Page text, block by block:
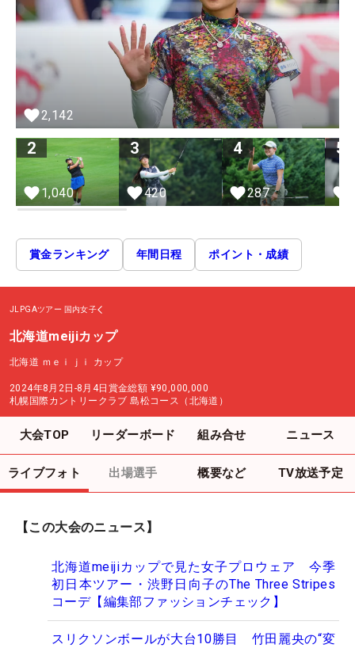
2,142
2
1,040
3
420
4
287
5
賞金ランキング 年間日程 ポイント・成績
JLPGAツアー 国内女子
北海道meijiカップ
北海道 ｍｅｉｊｉ カップ
2024年8月2日-8月4日 賞金総額 ¥90,000,000
札幌国際カントリークラブ 島松コース（北海道）
大会TOP リーダーボード 組み合せ ニュース
ライブフォト 出場選手 概要など TV放送予定
【この大会のニュース】
北海道meijiカップで見た女子プロウェア 今季
初日本ツアー・渋野日向子のThe Three Stripes
コーデ【編集部ファッションチェック】
スリクソンボールが大台10勝目 竹田麗央の“変